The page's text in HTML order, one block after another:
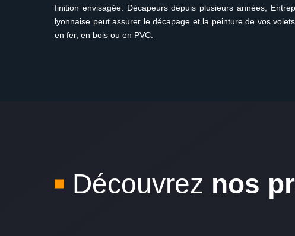
finition envisagée. Décapeurs depuis plusieurs années,
lyonnaise peut assurer le décapage et la peinture de vos
en fer, en bois ou en PVC.
Découvrez nos